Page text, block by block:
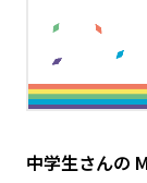
中学生さんの